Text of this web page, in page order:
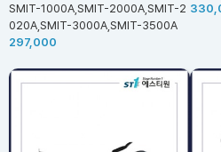
SMIT-1000A,SMIT-2000A,SMIT-2
020A,SMIT-3000A,SMIT-3500A
297,000